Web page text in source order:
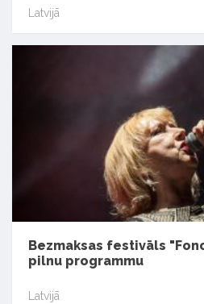
Latvijā
Bezmaksas festivāls
pilnu programmu
Latvijā